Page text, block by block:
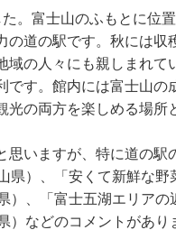
。富士山のふもとに位
道の駅です。秋には収
の人々にも親しまれて
です。館内には富士山の
の両方を楽しめる場所
思いますが、特に道の駅
県）、「安くて新鮮な
）、「富士五湖エリア
などのコメントがあり